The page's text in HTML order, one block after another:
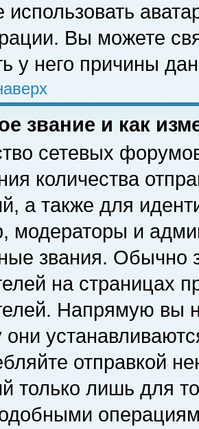
использовать
Вы можете
у него причины
звание и как
сетевых
количества
а также для
модераторы и
звания. Обычно
на страницах
Напрямую вы
они
отправкой
только лишь для